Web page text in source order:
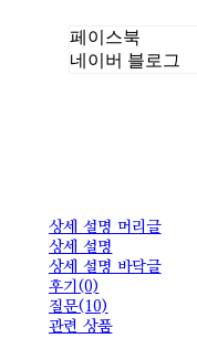
페이스북
네이버 블로그
상세 설명 머리글
상세 설명
상세 설명 바닥글
후기(0)
질문(10)
관련 상품